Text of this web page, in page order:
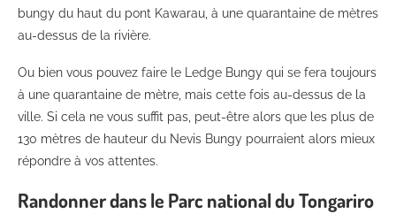
bungy du haut du pont Kawarau, à une quarantaine de mètres
au-dessus de la rivière.
Ou bien vous pouvez faire le Ledge Bungy qui se fera toujours
à une quarantaine de mètre, mais cette fois au-dessus de la
ville. Si cela ne vous suffit pas, peut-être alors que les plus de
130 mètres de hauteur du Nevis Bungy pourraient alors mieux
répondre à vos attentes.
Randonner dans le Parc national du Tongariro